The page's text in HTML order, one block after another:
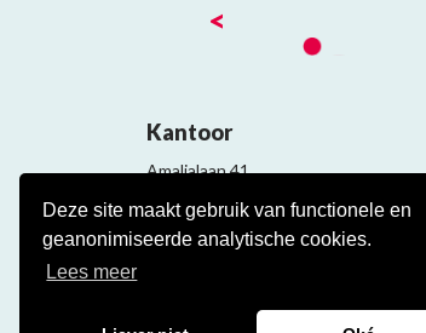
Deze site maakt gebruik van functionele en
geanonimiseerde analytische cookies.
Lees meer
<
Kantoor
Amalialaan 41
Contact
Veelgestelde cao vragen